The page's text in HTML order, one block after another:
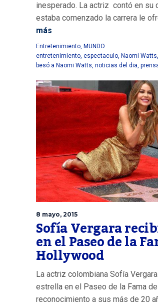
inesperado. La actriz contó en su
estaba comenzado la carrera le
más
Entretenimiento, MUNDO
entretenimiento, espectaculo, Naomi Watts,
besó a Naomi Watts, noticias del dia,
8 mayo, 2015
Sofía Vergara
en el Paseo de la
Hollywood
La actriz colombiana Sofía
estrella en el Paseo de la Fama
reconocimiento a sus más de 20